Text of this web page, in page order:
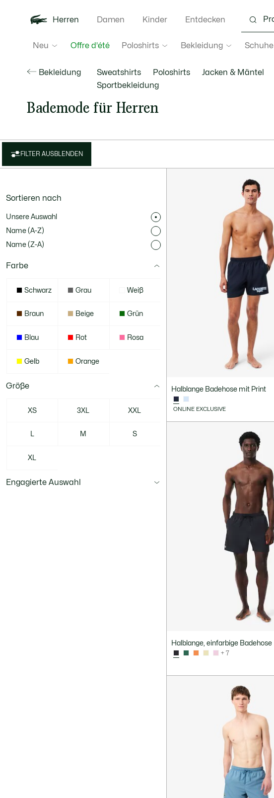
Herren
Neu Offre d'été Poloshirts Bekleidung Schuhe
Damen Kinder Entdecken
Bekleidung Sweatshirts Poloshirts Jacken & Mäntel
Sportbekleidung
Bademode für Herren
FILTER AUSBLENDEN
Sortieren nach
Unsere Auswahl
Name (A-Z)
Name (Z-A)
Farbe
Schwarz Grau Weiß
Braun Beige Grün
Blau Rot Rosa
Gelb Orange
Größe
XS 3XL XXL
M S
XL
Engagierte Auswahl
Halblange Badehose mit Print
ONLINE EXCLUSIVE
Halblange, einfarbige Badehose
+ 7